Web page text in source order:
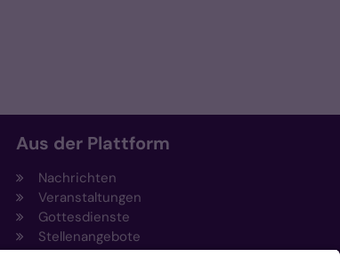
Aus der Plattform
Nachrichten
Veranstaltungen
Gottesdienste
Stellenangebote